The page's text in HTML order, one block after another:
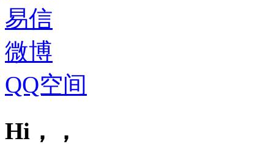
易信
微博
QQ空间
Hi，，